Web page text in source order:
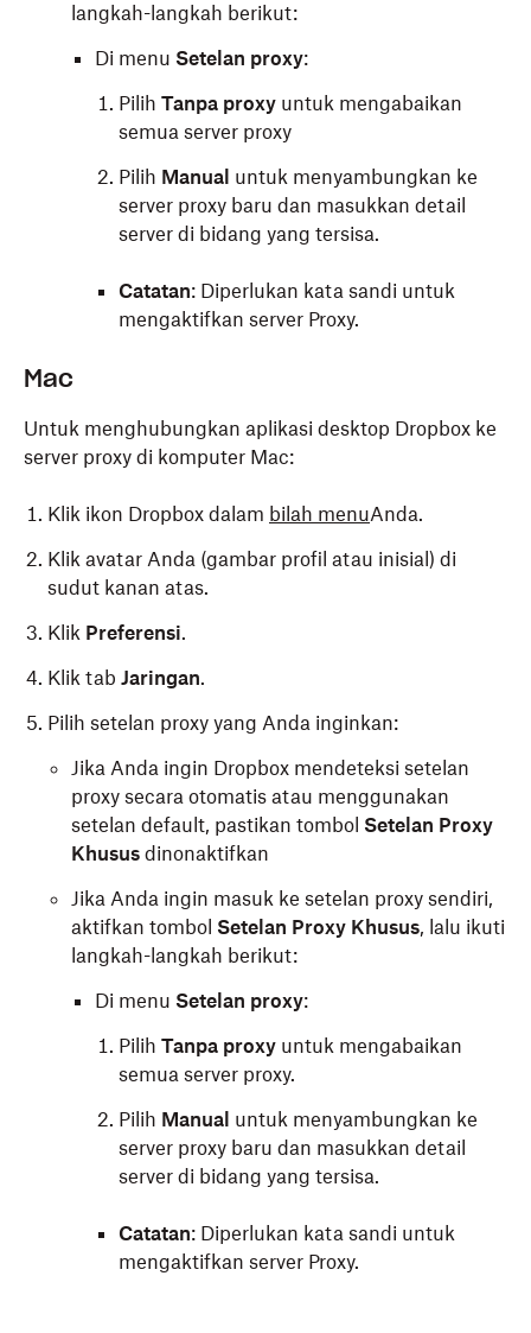
langkah-langkah berikut:
Di menu Setelan proxy:
Pilih Tanpa proxy untuk mengabaikan
semua server proxy
Pilih Manual untuk menyambungkan ke
server proxy baru dan masukkan detail
server di bidang yang tersisa.
Catatan: Diperlukan kata sandi untuk
mengaktifkan server Proxy.
Mac
Untuk menghubungkan aplikasi desktop Dropbox ke
server proxy di komputer Mac:
Klik ikon Dropbox dalam bilah menuAnda.
Klik avatar Anda (gambar profil atau inisial) di
sudut kanan atas.
Klik Preferensi.
Klik tab Jaringan.
Pilih setelan proxy yang Anda inginkan:
Jika Anda ingin Dropbox mendeteksi setelan
proxy secara otomatis atau menggunakan
setelan default, pastikan tombol Setelan Proxy
Khusus dinonaktifkan
Jika Anda ingin masuk ke setelan proxy sendiri,
aktifkan tombol Setelan Proxy Khusus, lalu ikuti
langkah-langkah berikut:
Di menu Setelan proxy:
Pilih Tanpa proxy untuk mengabaikan
semua server proxy.
Pilih Manual untuk menyambungkan ke
server proxy baru dan masukkan detail
server di bidang yang tersisa.
Catatan: Diperlukan kata sandi untuk
mengaktifkan server Proxy.